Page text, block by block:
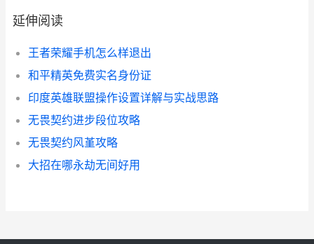
延伸阅读
王者荣耀手机怎么样退出
和平精英免费实名身份证
印度英雄联盟操作设置详解与实战思路
无畏契约进步段位攻略
无畏契约风堇攻略
大招在哪永劫无间好用